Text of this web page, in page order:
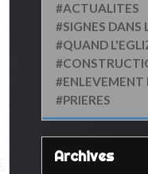
#ACTUALITES
#SIGNES DANS
#QUAND
#ENLEVEMENT
#PRIERES
Archives